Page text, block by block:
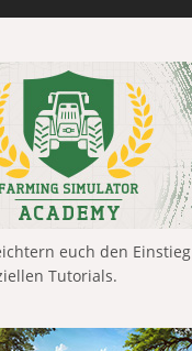
euch den Einstieg
Tutorials.